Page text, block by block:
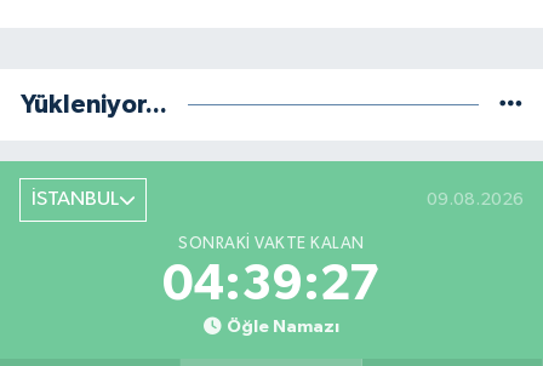
Yükleniyor...
İSTANBUL 09.08.2026
SONRAKI VAKTE KALAN
04:39:27
Öğle Namazı